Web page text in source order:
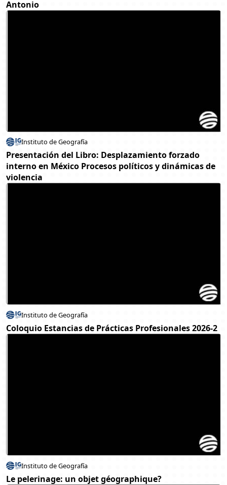
Antonio
Instituto de Geografía
Presentación del Libro: Desplazamiento forzado
interno en México Procesos políticos y dinámicas de
violencia
Instituto de Geografía
Coloquio Estancias de Prácticas Profesionales 2026-2
Instituto de Geografía
Le pelerinage: un objet géographique?